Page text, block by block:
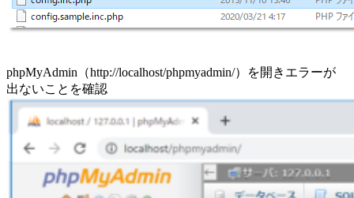
phpMyAdmin（http://localhost/phpmyadmin/）を開きエラーが
出ないことを確認